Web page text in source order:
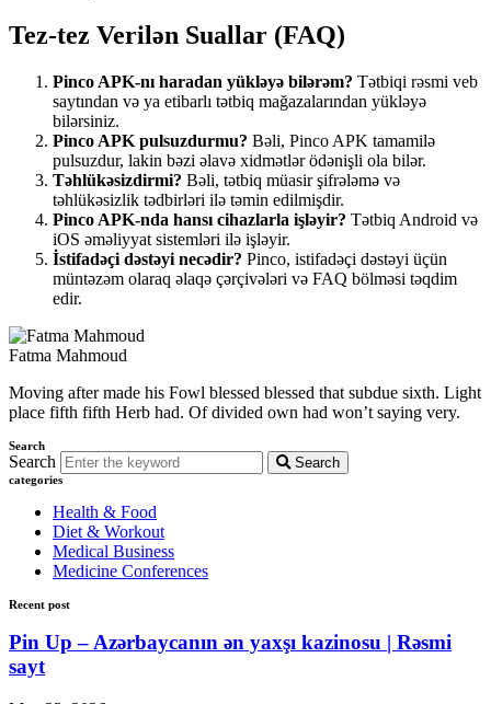
Tez-tez Verilən Suallar (FAQ)
Pinco APK-nı haradan yükləyə bilərəm? Tətbiqi rəsmi veb
saytından və ya etibarlı tətbiq mağazalarından yükləyə
bilərsiniz.
Pinco APK pulsuzdurmu? Bəli, Pinco APK tamamilə
pulsuzdur, lakin bəzi əlavə xidmətlər ödənişli ola bilər.
Təhlükəsizdirmi? Bəli, tətbiq müasir şifrələmə və
təhlükəsizlik tədbirləri ilə təmin edilmişdir.
Pinco APK-nda hansı cihazlarla işləyir? Tətbiq Android və
iOS əməliyyat sistemləri ilə işləyir.
İstifadəçi dəstəyi necədir? Pinco, istifadəçi dəstəyi üçün
müntəzəm olaraq əlaqə çərçivələri və FAQ bölməsi təqdim
edir.
Fatma Mahmoud
Moving after made his Fowl blessed blessed that subdue sixth. Light
place fifth fifth Herb had. Of divided own had won’t saying very.
Search
Search Search
categories
Health & Food
Diet & Workout
Medical Business
Medicine Conferences
Recent post
Pin Up – Azərbaycanın ən yaxşı kazinosu | Rəsmi
sayt